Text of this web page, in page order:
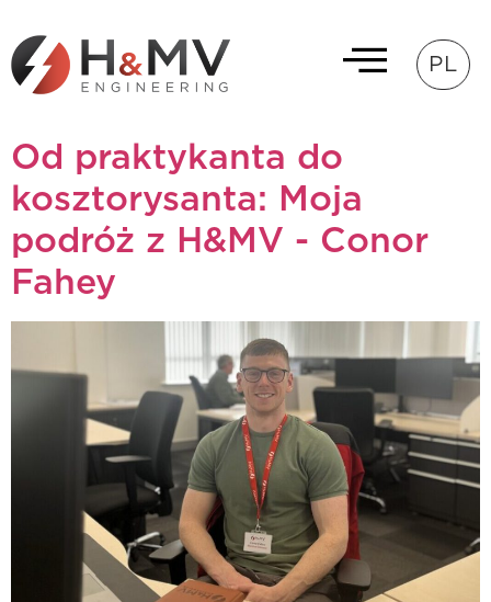
PL
Od praktykanta do
kosztorysanta: Moja
podróż z H&MV - Conor
Fahey